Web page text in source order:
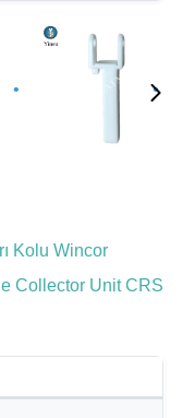
Kolu Wincor
Collector Unit CRS